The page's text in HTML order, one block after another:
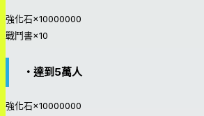
強化石×10000000
戰鬥書×10
・達到5萬人
強化石×10000000